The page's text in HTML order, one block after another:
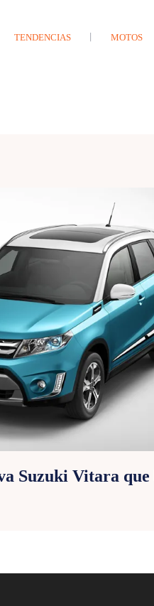
TENDENCIAS MOTOS
Suzuki Vitara